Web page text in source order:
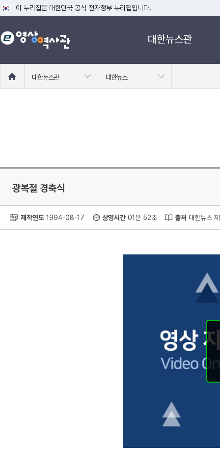
이 누리집은 대한민국 공식 전자정부 누리집입니다.
공식 누리집 주소 확인하기
go.kr 주소를 사용하는 누리집은 대한민국 정부기관이 관리하는 누리집입니
대한뉴스관
로
대한뉴스관 대한뉴스
광복절 경축식
제작연도 1994-08-17 상영시간01분 52초 출처 대한뉴스